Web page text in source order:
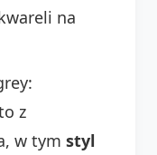
na
z
w tym styl